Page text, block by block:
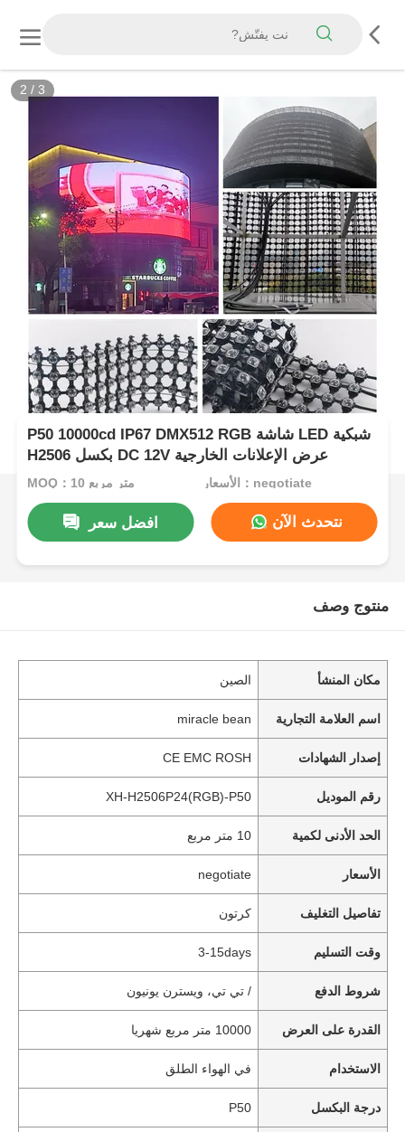
2 / 3
P50 10000cd IP67 DMX512 RGB شاشة LED شبكية
H2506 بكسل DC 12V عرض الإعلانات الخارجية
MOQ：10 متر مربع الأسعار：negotiate
افضل سعر نتحدث الآن
منتوج وصف
مكان المنشأ الصين
اسم العلامة التجارية miracle bean
إصدار الشهادات CE EMC ROSH
رقم الموديل XH-H2506P24(RGB)-P50
الحد الأدنى لكمية 10 متر مربع
الأسعار negotiate
تفاصيل التغليف كرتون
وقت التسليم 3-15days
شروط الدفع / تي تي، ويسترن يونيون
القدرة على العرض 10000 متر مربع شهريا
الاستخدام في الهواء الطلق
درجة البكسل P50